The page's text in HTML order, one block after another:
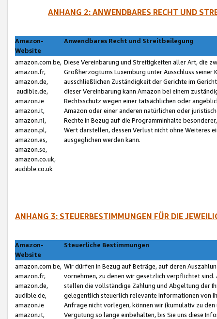
ANHANG 2: ANWENDBARES RECHT UND
Amazon-
Website
Anwendbares Recht und Streitbeilegung
amazon.com.be,
amazon.fr,
amazon.de,
audible.de,
amazon.ie
amazon.it,
amazon.nl,
amazon.pl,
amazon.es,
amazon.se,
amazon.co.uk,
audible.co.uk
Diese Vereinbarung und Streitigkeiten aller Art, die
Großherzogtums Luxemburg unter Ausschluss
ausschließlichen Zuständigkeit der Gerichte im
dieser Vereinbarung kann Amazon bei einem
Rechtsschutz wegen einer tatsächlichen oder
Amazon oder einer anderen natürlichen oder
Rechte in Bezug auf die Programminhalte
Wert darstellen, dessen Verlust nicht ohne Weiteres
ausgeglichen werden kann.
ANHANG 3: STEUERBESTIMMUNGEN FÜR DIE
Amazon-
Website
Steuerliche Bestimmungen
amazon.com.be,
amazon.fr,
amazon.de,
audible.de,
amazon.ie
amazon.it,
Wir dürfen in Bezug auf Beträge, auf deren
vornehmen, zu denen wir gesetzlich verpflichtet
stellen die vollständige Zahlung und Abgeltung der
gelegentlich steuerlich relevante Informationen von
Anfrage nicht vorlegen, können wir (kumulativ zu
Vergütung so lange einbehalten, bis Sie uns diese